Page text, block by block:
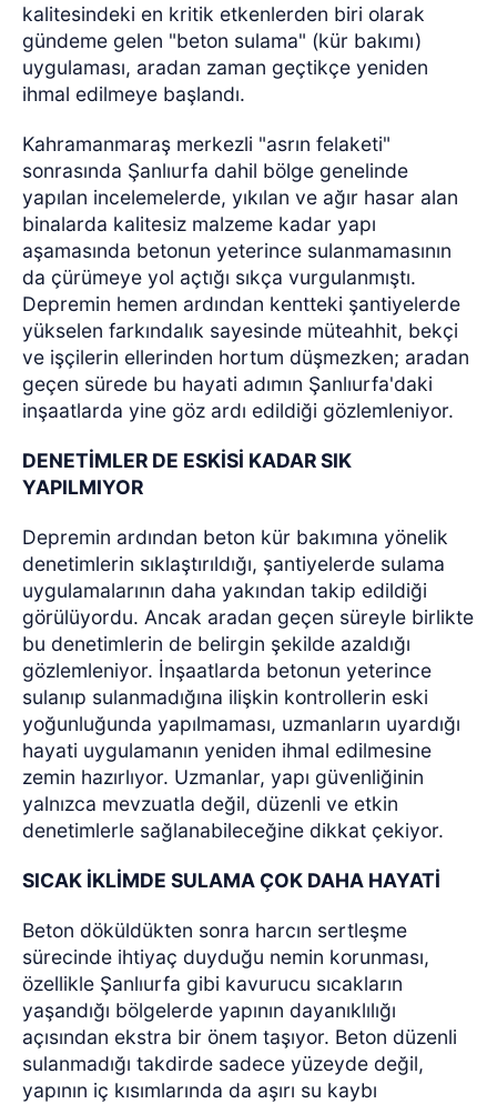
kalitesindeki en kritik etkenlerden biri olarak
gündeme gelen "beton sulama" (kür bakımı)
uygulaması, aradan zaman geçtikçe yeniden
ihmal edilmeye başlandı.
Kahramanmaraş merkezli "asrın felaketi"
sonrasında Şanlıurfa dahil bölge genelinde
yapılan incelemelerde, yıkılan ve ağır hasar alan
binalarda kalitesiz malzeme kadar yapı
aşamasında betonun yeterince sulanmamasının
da çürümeye yol açtığı sıkça vurgulanmıştı.
Depremin hemen ardından kentteki şantiyelerde
yükselen farkındalık sayesinde müteahhit, bekçi
ve işçilerin ellerinden hortum düşmezken; aradan
geçen sürede bu hayati adımın Şanlıurfa'daki
inşaatlarda yine göz ardı edildiği gözlemleniyor.
DENETİMLER DE ESKİSİ KADAR SIK
YAPILMIYOR
Depremin ardından beton kür bakımına yönelik
denetimlerin sıklaştırıldığı, şantiyelerde sulama
uygulamalarının daha yakından takip edildiği
görülüyordu. Ancak aradan geçen süreyle birlikte
bu denetimlerin de belirgin şekilde azaldığı
gözlemleniyor. İnşaatlarda betonun yeterince
sulanıp sulanmadığına ilişkin kontrollerin eski
yoğunluğunda yapılmaması, uzmanların uyardığı
hayati uygulamanın yeniden ihmal edilmesine
zemin hazırlıyor. Uzmanlar, yapı güvenliğinin
yalnızca mevzuatla değil, düzenli ve etkin
denetimlerle sağlanabileceğine dikkat çekiyor.
SICAK İKLİMDE SULAMA ÇOK DAHA HAYATİ
Beton döküldükten sonra harcın sertleşme
sürecinde ihtiyaç duyduğu nemin korunması,
özellikle Şanlıurfa gibi kavurucu sıcakların
yaşandığı bölgelerde yapının dayanıklılığı
açısından ekstra bir önem taşıyor. Beton düzenli
sulanmadığı takdirde sadece yüzeyde değil,
yapının iç kısımlarında da aşırı su kaybı